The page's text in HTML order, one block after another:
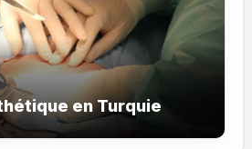
en Turquie